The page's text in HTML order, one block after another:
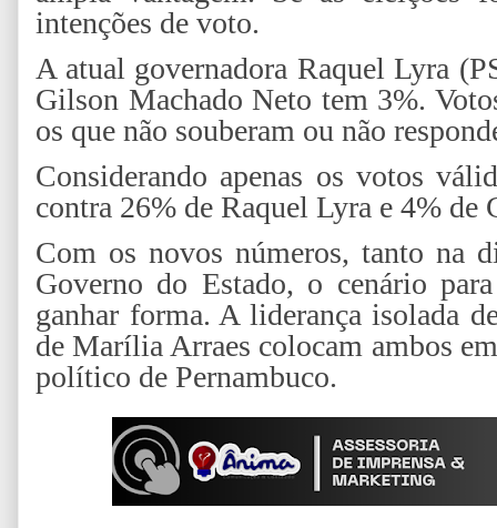
intenções de voto.
A atual governadora Raquel Lyra
Gilson Machado Neto tem 3%.
os que não souberam ou não
Considerando apenas os votos
contra 26% de Raquel Lyra e 4% de
Com os novos números, tanto na
Governo do Estado, o cenário
ganhar forma. A liderança isolada
de Marília Arraes colocam ambos
político de Pernambuco.